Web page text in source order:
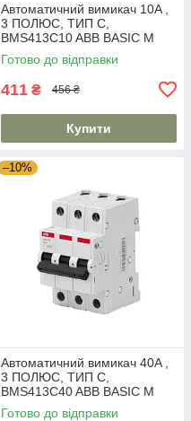
Автоматичний вимикач 10A ,
3 ПОЛЮС, ТИП C,
BMS413C10 ABB BASIC M
Готово до відправки
411 ₴ 456 ₴
Купити
–10%
Автоматичний вимикач 40A ,
3 ПОЛЮС, ТИП C,
BMS413C40 ABB BASIC M
Готово до відправки